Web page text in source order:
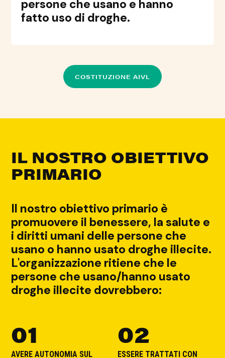
persone che usano e hanno
fatto uso di droghe.
COSTITUZIONE AIVL
IL NOSTRO OBIETTIVO
PRIMARIO
Il nostro obiettivo primario è
promuovere il benessere, la salute e
i diritti umani delle persone che
usano o hanno usato droghe illecite.
L'organizzazione ritiene che le
persone che usano/hanno usato
droghe illecite dovrebbero:
01
AVERE AUTONOMIA SUL
02
ESSERE TRATTATI CON